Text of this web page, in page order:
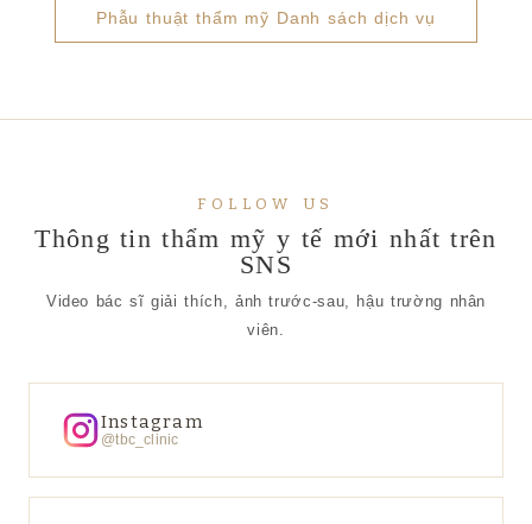
Phẫu thuật thẩm mỹ Danh sách dịch vụ
FOLLOW US
Thông tin thẩm mỹ y tế mới nhất trên
SNS
Video bác sĩ giải thích, ảnh trước-sau, hậu trường nhân
viên.
Instagram
@tbc_clinic